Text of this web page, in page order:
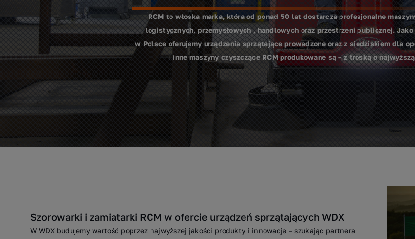
RCM to włoska marka, która od ponad 50 lat dostarcza profesjonalne
logistycznych, przemysłowych , handlowych oraz przestrzeni publicznej.
w Polsce oferujemy urządzenia sprzątające prowadzone oraz z siedziskiem dla
i inne maszyny czyszczące RCM produkowane są – z troską o
Szorowarki i zamiatarki RCM w ofercie urządzeń sprzątających WDX
W WDX budujemy wartość poprzez najwyższej jakości produkty i innowacje – szukając partnera